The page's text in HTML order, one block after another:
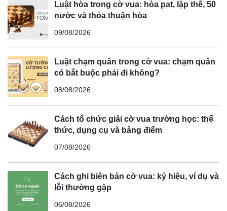
Luật hòa trong cờ vua: hòa pat, lặp thế, 50
nước và thỏa thuận hòa
09/08/2026
Luật chạm quân trong cờ vua: chạm quân
có bắt buộc phải đi không?
08/08/2026
Cách tổ chức giải cờ vua trường học: thể
thức, dụng cụ và bảng điểm
07/08/2026
Cách ghi biên bản cờ vua: ký hiệu, ví dụ và
lỗi thường gặp
06/08/2026